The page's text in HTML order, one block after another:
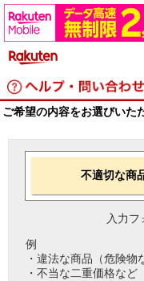
ご希望の内容をお選びいた
不適切な商
入力フ
例
・違法な商品（危険物
・不当な二重価格など